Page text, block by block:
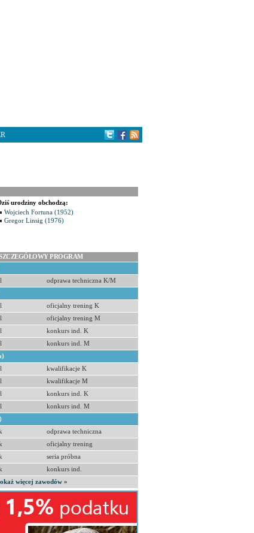
urodziny obchodzą:
Wojciech Fortuna (1952)
Gregor Linsig (1976)
PROGRAM
odprawa techniczna K/M
oficjalny trening K
oficjalny trening M
konkurs ind. K
konkurs ind. M
kwalifikacje K
kwalifikacje M
konkurs ind. K
konkurs ind. M
odprawa techniczna
oficjalny trening
seria próbna
konkurs ind.
więcej zawodów »